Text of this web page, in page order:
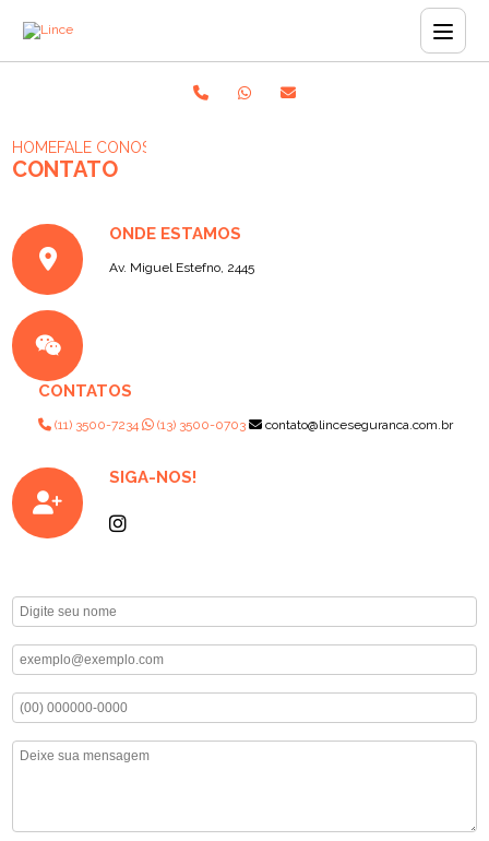
HOMEFALE CONOSCO
CONTATO
ONDE ESTAMOS
Av. Miguel Estefno, 2445
CONTATOS
(11) 3500-7234 (13) 3500-0703 contato@linceseguranca.com.br
SIGA-NOS!